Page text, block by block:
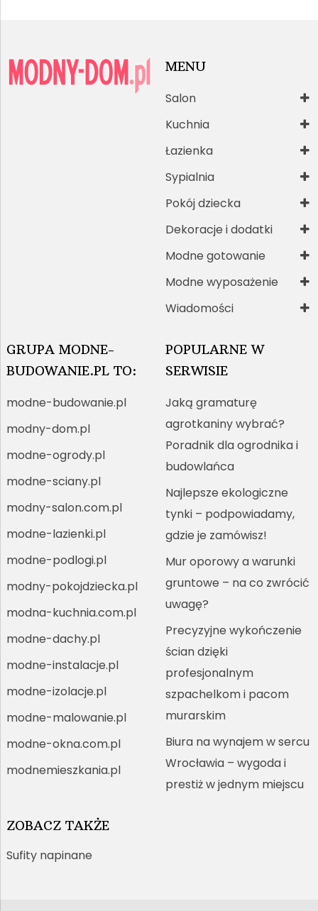
MENU
Salon
Kuchnia
Łazienka
Sypialnia
Pokój dziecka
Dekoracje i dodatki
Modne gotowanie
Modne wyposażenie
Wiadomości
GRUPA MODNE-
BUDOWANIE.PL TO:
modne-budowanie.pl
modny-dom.pl
modne-ogrody.pl
modne-sciany.pl
modny-salon.com.pl
modne-lazienki.pl
modne-podlogi.pl
modny-pokojdziecka.pl
modna-kuchnia.com.pl
modne-dachy.pl
modne-instalacje.pl
modne-izolacje.pl
modne-malowanie.pl
modne-okna.com.pl
modnemieszkania.pl
POPULARNE W
SERWISIE
Jaką gramaturę
agrotkaniny wybrać?
Poradnik dla ogrodnika i
budowlańca
Najlepsze ekologiczne
tynki – podpowiadamy,
gdzie je zamówisz!
Mur oporowy a warunki
gruntowe – na co zwrócić
uwagę?
Precyzyjne wykończenie
ścian dzięki
profesjonalnym
szpachelkom i pacom
murarskim
Biura na wynajem w sercu
Wrocławia – wygoda i
prestiż w jednym miejscu
ZOBACZ TAKŻE
Sufity napinane